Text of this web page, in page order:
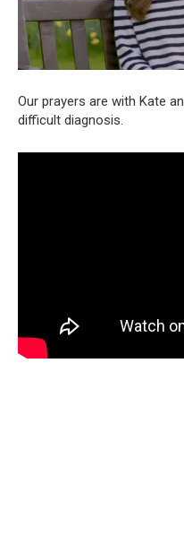
Our prayers are with Kate
difficult diagnosis.